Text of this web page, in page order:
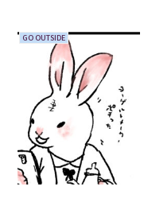
GO OUTSIDE